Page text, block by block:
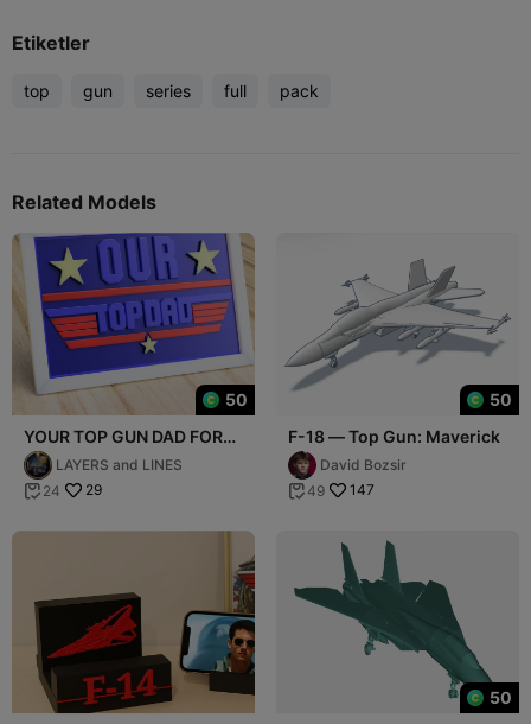
Etiketler
top gun series full pack
Related Models
50
YOUR TOP GUN DAD FOR
FATHER'S DAY OR ANY DAY
LAYERS and LINES
 24 29
50
F-18 — Top Gun: Maverick
David Bozsir
 49 147
50